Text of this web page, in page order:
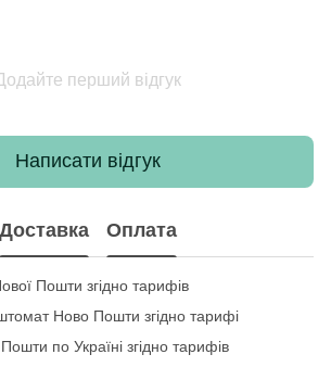
перший відгук
Написати відгук
Доставка Оплата
Пошти згідно тарифів
Ново Пошти згідно тарифі
по Україні згідно тарифів